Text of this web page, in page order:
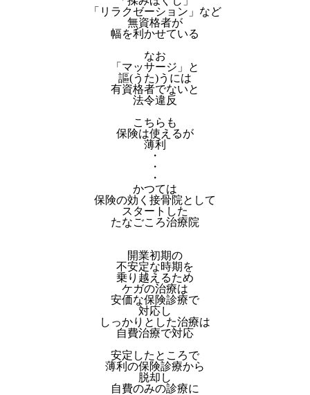
「リラクゼーション」など
無資格者が
幅を利かせている
なお
「マッサージ」と
謳(うた)うには
有資格者でないと
法令違反
こちらも
保険は使えるが
薄利
・
・
・
かつては
保険の効く接骨院として
スタートした
たなごころ治療院
開業初期の
不安定な時期を
乗り越えるため
ケガの治療は
安価な保険診療で
対応し
しっかりとした治療は
自費治療で対応
安定したところで
薄利の保険診療から
脱却し
自費のみの診療に